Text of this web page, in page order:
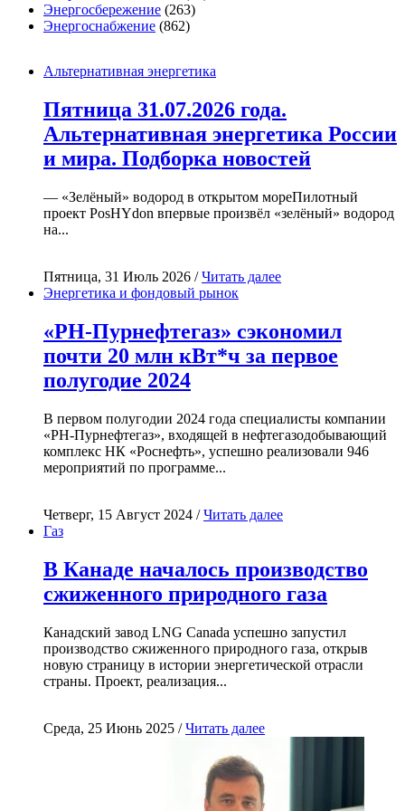
Энергосбережение (263)
Энергоснабжение (862)
Альтернативная энергетика
Пятница 31.07.2026 года.
Альтернативная энергетика России
и мира. Подборка новостей
— «Зелёный» водород в открытом мореПилотный
проект PosHYdon впервые произвёл «зелёный» водород
на...
Пятница, 31 Июль 2026 /Читать далее
Энергетика и фондовый рынок
«РН-Пурнефтегаз» сэкономил
почти 20 млн кВт*ч за первое
полугодие 2024
В первом полугодии 2024 года специалисты компании
«РН-Пурнефтегаз», входящей в нефтегазодобывающий
комплекс НК «Роснефть», успешно реализовали 946
мероприятий по программе...
Четверг, 15 Август 2024 /Читать далее
Газ
В Канаде началось производство
сжиженного природного газа
Канадский завод LNG Canada успешно запустил
производство сжиженного природного газа, открыв
новую страницу в истории энергетической отрасли
страны. Проект, реализация...
Среда, 25 Июнь 2025 /Читать далее